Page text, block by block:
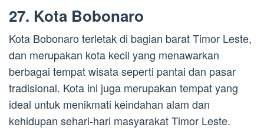
27. Kota Bobonaro
Kota Bobonaro terletak di bagian barat Timor Leste,
dan merupakan kota kecil yang menawarkan
berbagai tempat wisata seperti pantai dan pasar
tradisional. Kota ini juga merupakan tempat yang
ideal untuk menikmati keindahan alam dan
kehidupan sehari-hari masyarakat Timor Leste.